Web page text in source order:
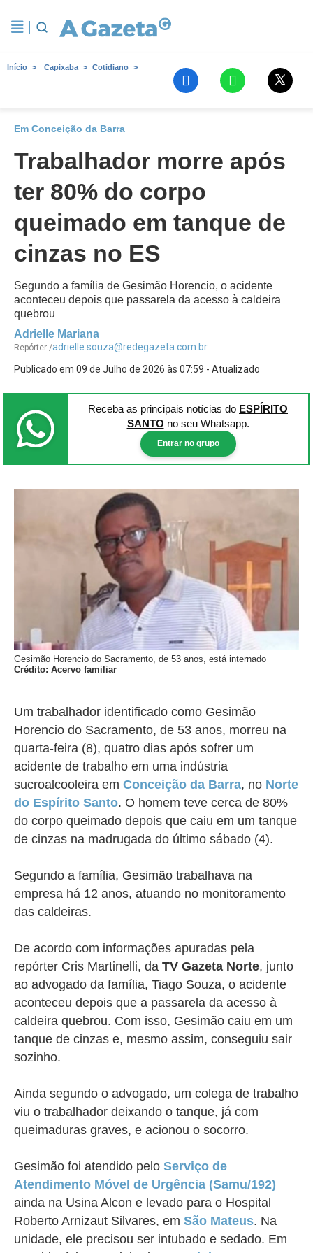
Início Capixaba Cotidiano
Em Conceição da Barra
Trabalhador morre após
ter 80% do corpo
queimado em tanque de
cinzas no ES
Segundo a família de Gesimão Horencio, o acidente
aconteceu depois que passarela da acesso à caldeira
quebrou
Adrielle Mariana
Repórter /adrielle.souza@redegazeta.com.br
Publicado em 09 de Julho de 2026 às 07:59 - Atualizado
Receba as principais notícias do ESPÍRITO
SANTO no seu Whatsapp.
Entrar no grupo
Gesimão Horencio do Sacramento, de 53 anos, está internado
Crédito: Acervo familiar
Um trabalhador identificado como Gesimão
Horencio do Sacramento, de 53 anos, morreu na
quarta-feira (8), quatro dias após sofrer um
acidente de trabalho em uma indústria
sucroalcooleira em Conceição da Barra, no Norte
do Espírito Santo. O homem teve cerca de 80%
do corpo queimado depois que caiu em um tanque
de cinzas na madrugada do último sábado (4).
Segundo a família, Gesimão trabalhava na
empresa há 12 anos, atuando no monitoramento
das caldeiras.
De acordo com informações apuradas pela
repórter Cris Martinelli, da TV Gazeta Norte, junto
ao advogado da família, Tiago Souza, o acidente
aconteceu depois que a passarela da acesso à
caldeira quebrou. Com isso, Gesimão caiu em um
tanque de cinzas e, mesmo assim, conseguiu sair
sozinho.
Ainda segundo o advogado, um colega de trabalho
viu o trabalhador deixando o tanque, já com
queimaduras graves, e acionou o socorro.
Gesimão foi atendido pelo Serviço de
Atendimento Móvel de Urgência (Samu/192)
ainda na Usina Alcon e levado para o Hospital
Roberto Arnizaut Silvares, em São Mateus. Na
unidade, ele precisou ser intubado e sedado. Em